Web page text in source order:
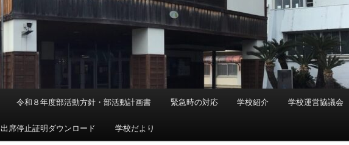
令和８年度部活動方針・部活動計画書 緊急時の対応 学校紹介 学校運営協議会
出席停止証明ダウンロード 学校だより